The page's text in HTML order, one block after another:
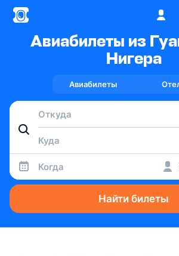
Авиабилеты из
Нигера
Авиабилеты
Когда
Найти билеты